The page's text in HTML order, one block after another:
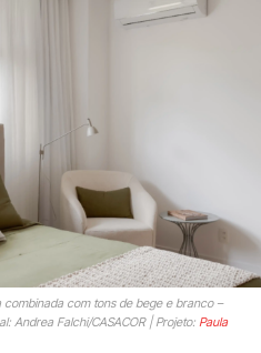
com tons de bege e branco –
Andrea Falchi/CASACOR | Projeto: Paula